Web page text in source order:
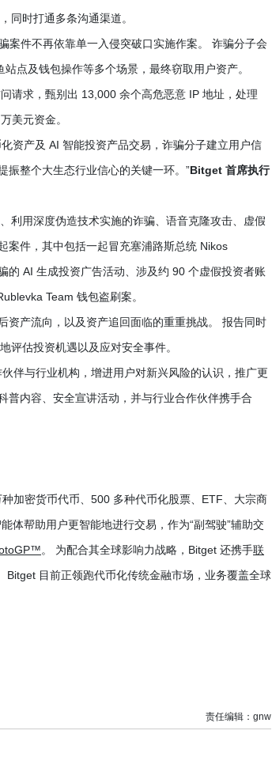
同时打通多条沟通渠道。
案件不再依靠单一入侵突破口实施作案。 诈骗分子会
点及钱包操作等多个场景，最终窃取用户资产。
请求，甄别出 13,000 余个高危恶意 IP 地址，处理
美元资金。
资产及 AI 智能投资产品交易，诈骗分子建立用户信
振整个大生态行业信心的关键一环。”Bitget 首席执行
利用深度伪造技术实施的诈骗、语音克隆攻击、虚假
案件，其中包括一起冒充塞浦路斯总统 Nikos
AI 生成投资广告活动、涉及约 90 个虚假投资者账
Team 钱包盗刷案。
资产流向，以及资产追回面临的重重挑战。 报告同时
评估投资机遇以及应对安全事件。
伴与行业机构，增进用户对新兴风险的认识，推广更
普内容、安全宣讲活动，并与行业合作伙伴携手合
加密货币代币、500 多种代币化股票、ETF、大宗商
体帮助用户更智能地进行交易，作为“副驾驶”辅助交
。 为配合其全球影响力战略，Bitget 还携手联
Bitget 目前正领跑代币化传统金融市场，业务覆盖全球
责任编辑：gnw